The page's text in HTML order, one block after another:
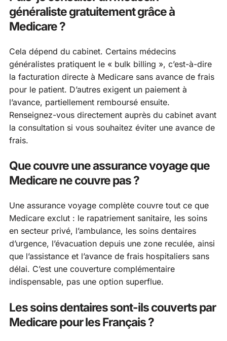
généraliste gratuitement grâce à
Medicare ?
Cela dépend du cabinet. Certains médecins
généralistes pratiquent le « bulk billing », c’est-à-dire
la facturation directe à Medicare sans avance de frais
pour le patient. D’autres exigent un paiement à
l’avance, partiellement remboursé ensuite.
Renseignez-vous directement auprès du cabinet avant
la consultation si vous souhaitez éviter une avance de
frais.
Que couvre une assurance voyage que
Medicare ne couvre pas ?
Une assurance voyage complète couvre tout ce que
Medicare exclut : le rapatriement sanitaire, les soins
en secteur privé, l’ambulance, les soins dentaires
d’urgence, l’évacuation depuis une zone reculée, ainsi
que l’assistance et l’avance de frais hospitaliers sans
délai. C’est une couverture complémentaire
indispensable, pas une option superflue.
Les soins dentaires sont-ils couverts par
Medicare pour les Français ?